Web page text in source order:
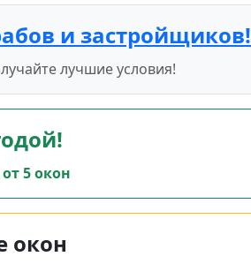
и застройщиков!
лучшие условия!
5 окон
окон